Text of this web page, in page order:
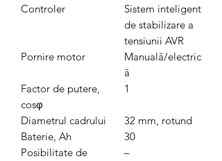
Controler
Sistem inteligent
de stabilizare a
tensiunii AVR
Pornire motor
Manuală/electric
ă
Factor de putere,
cosφ
1
Diametrul cadrului
32 mm, rotund
Baterie, Ah
30
Posibilitate de
–